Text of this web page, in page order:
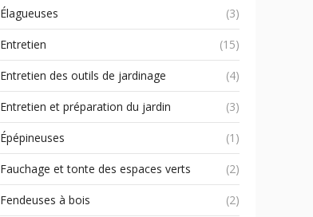
Élagueuses (3)
Entretien (15)
Entretien des outils de jardinage (4)
Entretien et préparation du jardin (3)
Épépineuses (1)
Fauchage et tonte des espaces verts (2)
Fendeuses à bois (2)